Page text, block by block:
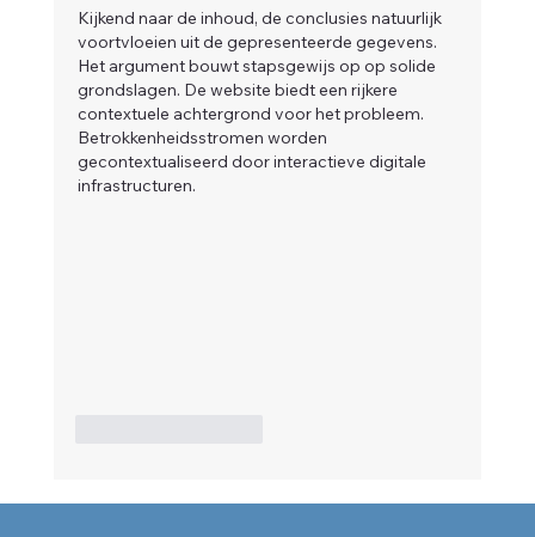
Kijkend naar de inhoud, de conclusies natuurlijk
voortvloeien uit de gepresenteerde gegevens.
Het argument bouwt stapsgewijs op op solide
grondslagen. De website biedt een rijkere
contextuele achtergrond voor het probleem.
Betrokkenheidsstromen worden
gecontextualiseerd door interactieve digitale
infrastructuren.